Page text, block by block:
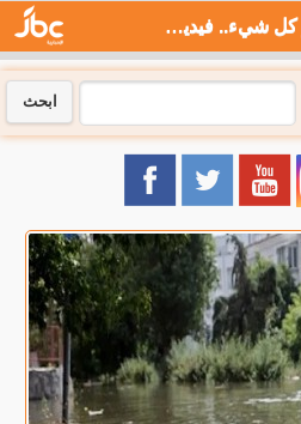
الماء غمر كل شيء.. فيديو جديد لزيلينسكي يناشد - جي بي سي نيوز
ابحث